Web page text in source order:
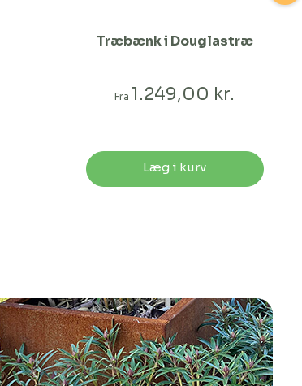
Træbænk i Douglastræ
Fra 1.249,00 kr.
Læg i kurv